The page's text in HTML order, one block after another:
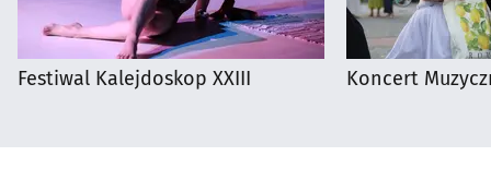
Festiwal Kalejdoskop XXIII Koncert